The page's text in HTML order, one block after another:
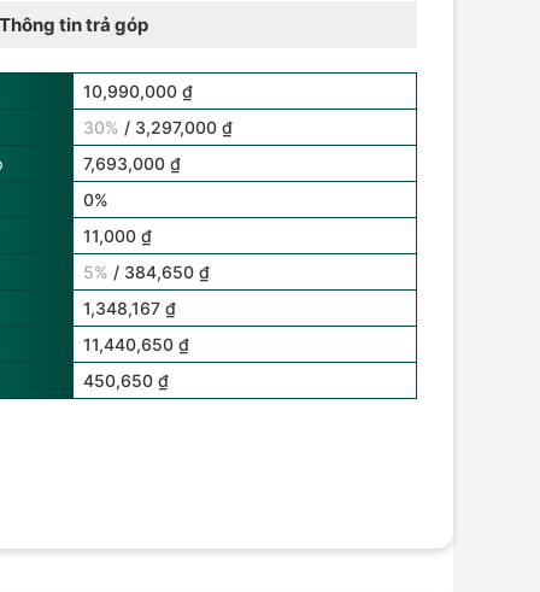
Thông tin trả góp
10,990,000 ₫
30% / 3,297,000 ₫
7,693,000 ₫
0%
11,000 ₫
5% / 384,650 ₫
1,348,167 ₫
11,440,650 ₫
450,650 ₫